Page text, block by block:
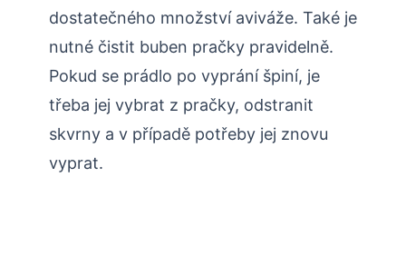
dostatečného množství aviváže. Také je
nutné čistit buben pračky pravidelně.
Pokud se prádlo po vyprání špiní, je
třeba jej vybrat z pračky, odstranit
skvrny a v případě potřeby jej znovu
vyprat.